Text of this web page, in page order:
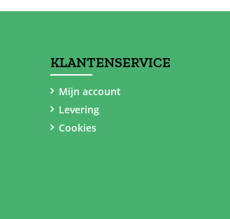
KLANTENSERVICE
Mijn account
Levering
Cookies